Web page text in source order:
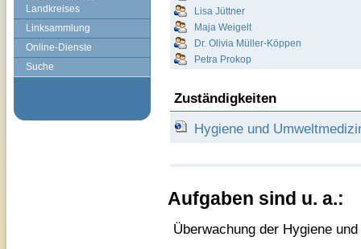
Landkreises
Linksammlung
Online-Dienste
Suche
Lisa Jüttner
Maja Weigelt
Dr. Olivia Müller-Köppen
Petra Prokop
Zuständigkeiten
Hygiene und
Aufgaben sind u. a.:
Überwachung der Hygiene